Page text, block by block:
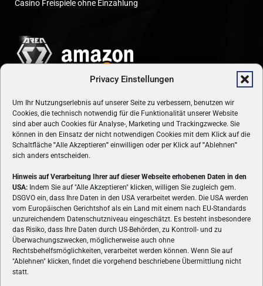
Privacy Einstellungen
Um Ihr Nutzungserlebnis auf unserer Seite zu verbessern, benutzen wir
Cookies, die technisch notwendig für die Funktionalität unserer Website
sind aber auch Cookies für Analyse-, Marketing und Trackingzwecke. Sie
können in den Einsatz der nicht notwendigen Cookies mit dem Klick auf die
Schaltfläche "Alle Akzeptieren" einwilligen oder per Klick auf"Ablehnen"
sich anders entscheiden.
Hinweis auf Verarbeitung Ihrer auf dieser Webseite erhobenen Daten in den
USA: Indem Sie auf "Alle Akzeptieren" klicken, willigen Sie zugleich gem.
DSGVO ein, dass Ihre Daten in den USA verarbeitet werden. Die USA werden
vom Europäischen Gerichtshof als ein Land mit einem nach EU-Standards
unzureichendem Datenschutzniveau eingeschätzt. Es besteht insbesondere
das Risiko, dass Ihre Daten durch US-Behörden, zu Kontroll- und zu
Überwachungszwecken, möglicherweise auch ohne
Rechtsbehelfsmöglichkeiten, verarbeitet werden können. Wenn Sie auf
"Ablehnen" klicken, findet die vorgehend beschriebene Übermittlung nicht
statt.
Casino Freispiele ohne Einzahlung
ÜBER UNS
VON GAMERN, FÜR GAMER! Gamers.at ist das älteste Online-
Spielemagazin Österreichs und bringt täglich aktuelle News,
Reviews und Videos zu PC- und Konsolenspielen, Gaming-
Hardware und aus der Welt des e-Sport's.